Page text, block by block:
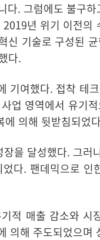
다. 그럼에도 불구
2019년 위기 이전의
신 기술로 구성된
다.
기여했다. 접착 테
업 영역에서 유기
에 의해 뒷받침되었
을 달성했다. 그러
다. 팬데믹으로 인
적 매출 감소와 시
의해 주도되었으며